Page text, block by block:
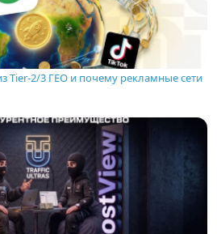
Tier-2/3 ГЕО и почему рекламные сети